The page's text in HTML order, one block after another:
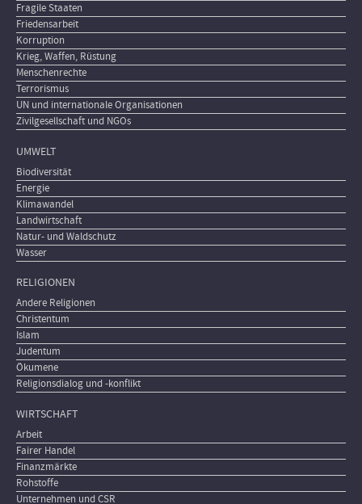
Fragile Staaten
Friedensarbeit
Korruption
Krieg, Waffen, Rüstung
Menschenrechte
Terrorismus
UN und internationale Organisationen
Zivilgesellschaft und NGOs
UMWELT
Biodiversität
Energie
Klimawandel
Landwirtschaft
Natur- und Waldschutz
Wasser
RELIGIONEN
Andere Religionen
Christentum
Islam
Judentum
Ökumene
Religionsdialog und -konflikt
WIRTSCHAFT
Arbeit
Fairer Handel
Finanzmärkte
Rohstoffe
Unternehmen und CSR